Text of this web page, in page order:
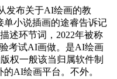
布关于AI绘画的教
单小说插画的途睿告诉记
述环节词，2022年被称
考试AI画做。是AI绘画
权一般该当归属软件制
AI绘画平台。不外。